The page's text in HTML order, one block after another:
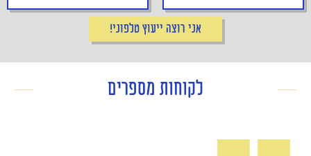
אני רוצה ייעוץ טלפוני!
לקוחות מספרים